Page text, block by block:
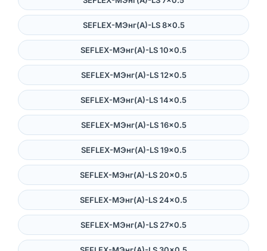
SEFLEX-MЭнг(А)-LS 8×0.5
SEFLEX-MЭнг(А)-LS 10×0.5
SEFLEX-MЭнг(А)-LS 12×0.5
SEFLEX-MЭнг(А)-LS 14×0.5
SEFLEX-MЭнг(А)-LS 16×0.5
SEFLEX-MЭнг(А)-LS 19×0.5
SEFLEX-MЭнг(А)-LS 20×0.5
SEFLEX-MЭнг(А)-LS 24×0.5
SEFLEX-MЭнг(А)-LS 27×0.5